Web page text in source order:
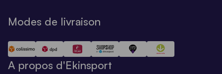
Modes de livraison
A propos d'Ekinsport